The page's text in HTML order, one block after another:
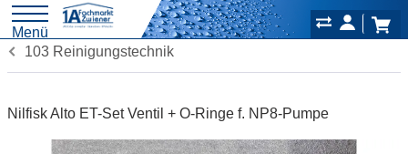
Menü
103 Reinigungstechnik
Nilfisk Alto ET-Set Ventil + O-Ringe f. NP8-Pumpe